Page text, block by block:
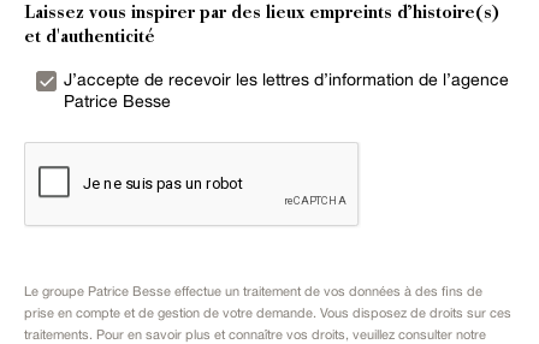
Laissez vous inspirer par des lieux empreints d’histoire(s)
et d'authenticité
J’accepte de recevoir les lettres d’information de l’agence
Patrice Besse
Le groupe Patrice Besse effectue un traitement de vos données à des fins de
prise en compte et de gestion de votre demande. Vous disposez de droits sur ces
traitements. Pour en savoir plus et connaître vos droits, veuillez consulter notre